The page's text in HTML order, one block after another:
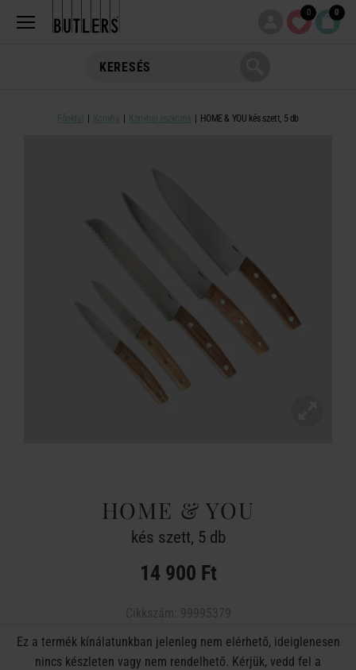
0 0
Főoldal Konyha Konyhai eszközök HOME & YOU kés szett, 5 db
HOME & YOU
kés szett, 5 db
14 900 Ft
Ez a termék kínálatunkban jelenleg nem elérhető, ideiglenesen
nincs készleten vagy nem rendelhető. Kérjük, vedd fel a